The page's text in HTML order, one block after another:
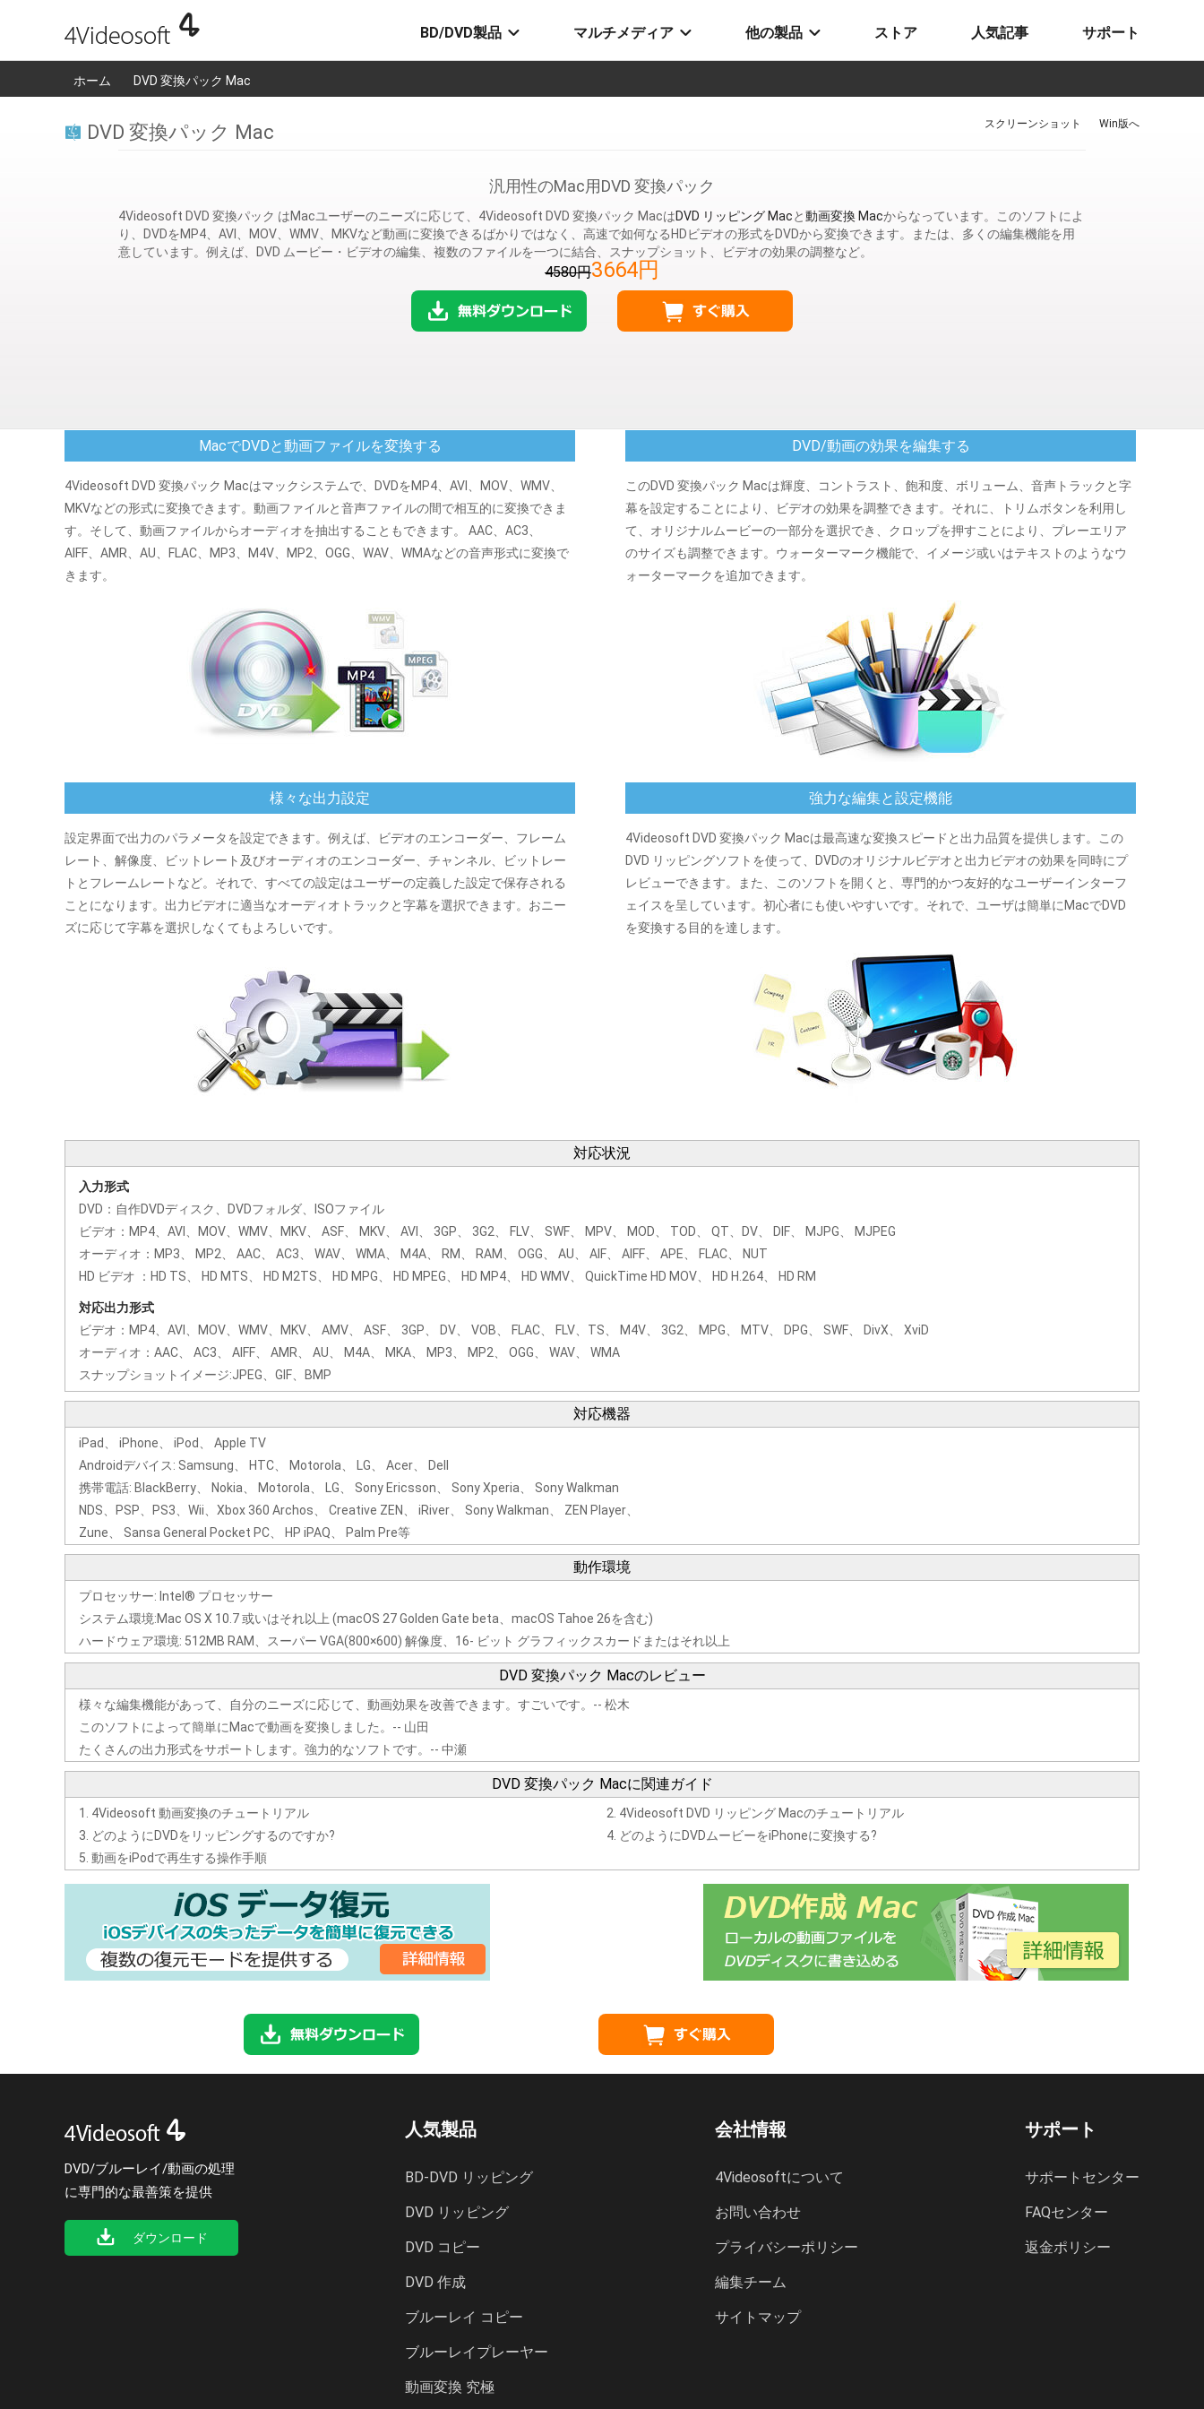
BD/DVD製品 マルチメディア 他の製品 ストア 人気記事 サポート
ホーム DVD 変換パック Mac
DVD 変換パック Mac Win版へ
スクリーンショット
汎用性のMac用DVD 変換パック
4Videosoft DVD 変換パック はMacユーザーのニーズに応じて、4Videosoft DVD 変換パック MacはDVD リッピング Macと動画変換 Macからなっています。このソフトによ
り、DVDをMP4、AVI、MOV、WMV、MKVなど動画に変換できるばかりではなく、高速で如何なるHDビデオの形式をDVDから変換できます。または、多くの編集機能を用
意しています。例えば、DVD ムービー・ビデオの編集、複数のファイルを一つに結合、スナップショット、ビデオの効果の調整など。
4580円3664円
MacでDVDと動画ファイルを変換する
4Videosoft DVD 変換パック Macはマックシステムで、DVDをMP4、AVI、MOV、WMV、
MKVなどの形式に変換できます。動画ファイルと音声ファイルの間で相互的に変換できま
す。そして、動画ファイルからオーディオを抽出することもできます。 AAC、AC3、
AIFF、AMR、AU、FLAC、MP3、M4V、MP2、OGG、WAV、WMAなどの音声形式に変換で
きます。
DVD/動画の効果を編集する
このDVD 変換パック Macは輝度、コントラスト、飽和度、ボリューム、音声トラックと字
幕を設定することにより、ビデオの効果を調整できます。それに、トリムボタンを利用し
て、オリジナルムービーの一部分を選択でき、クロップを押すことにより、プレーエリア
のサイズも調整できます。ウォーターマーク機能で、イメージ或いはテキストのようなウ
ォーターマークを追加できます。
様々な出力設定
設定界面で出力のパラメータを設定できます。例えば、ビデオのエンコーダー、フレーム
レート、解像度、ビットレート及びオーディオのエンコーダー、チャンネル、ビットレー
トとフレームレートなど。それで、すべての設定はユーザーの定義した設定で保存される
ことになります。出力ビデオに適当なオーディオトラックと字幕を選択できます。おニー
ズに応じて字幕を選択しなくてもよろしいです。
強力な編集と設定機能
4Videosoft DVD 変換パック Macは最高速な変換スピードと出力品質を提供します。この
DVD リッピングソフトを使って、DVDのオリジナルビデオと出力ビデオの効果を同時にプ
レビューできます。また、このソフトを開くと、専門的かつ友好的なユーザーインターフ
ェイスを呈しています。初心者にも使いやすいです。それで、ユーザは簡単にMacでDVD
を変換する目的を達します。
対応状況
入力形式
DVD：自作DVDディスク、DVDフォルダ、ISOファイル
ビデオ：MP4、AVI、MOV、WMV、MKV、 ASF、 MKV、 AVI、 3GP、 3G2、 FLV、 SWF、 MPV、 MOD、 TOD、 QT、DV、 DIF、 MJPG、 MJPEG
オーディオ：MP3、 MP2、 AAC、 AC3、 WAV、 WMA、 M4A、 RM、 RAM、 OGG、 AU、 AIF、 AIFF、 APE、 FLAC、 NUT
HD ビデオ ：HD TS、 HD MTS、 HD M2TS、 HD MPG、 HD MPEG、 HD MP4、 HD WMV、 QuickTime HD MOV、 HD H.264、 HD RM
対応出力形式
ビデオ：MP4、AVI、MOV、WMV、MKV、 AMV、 ASF、 3GP、 DV、 VOB、 FLAC、 FLV、TS、 M4V、 3G2、 MPG、 MTV、 DPG、 SWF、 DivX、 XviD
オーディオ：AAC、 AC3、 AIFF、 AMR、 AU、 M4A、 MKA、 MP3、 MP2、 OGG、 WAV、 WMA
スナップショットイメージ:JPEG、GIF、BMP
対応機器
iPad、 iPhone、 iPod、 Apple TV
Androidデバイス: Samsung、 HTC、 Motorola、 LG、 Acer、 Dell
携帯電話: BlackBerry、 Nokia、 Motorola、 LG、 Sony Ericsson、 Sony Xperia、 Sony Walkman
NDS、PSP、PS3、Wii、Xbox 360 Archos、 Creative ZEN、 iRiver、 Sony Walkman、 ZEN Player、
Zune、 Sansa General Pocket PC、 HP iPAQ、 Palm Pre等
動作環境
プロセッサー: Intel® プロセッサー
システム環境:Mac OS X 10.7 或いはそれ以上 (macOS 27 Golden Gate beta、macOS Tahoe 26を含む)
ハードウェア環境: 512MB RAM、スーパー VGA(800×600) 解像度、16- ビット グラフィックスカードまたはそれ以上
DVD 変換パック Macのレビュー
様々な編集機能があって、自分のニーズに応じて、動画効果を改善できます。すごいです。-- 松木
このソフトによって簡単にMacで動画を変換しました。-- 山田
たくさんの出力形式をサポートします。強力的なソフトです。-- 中瀬
DVD 変換パック Macに関連ガイド
4Videosoft 動画変換のチュートリアル
4Videosoft DVD リッピング Macのチュートリアル
どのようにDVDをリッピングするのですか?
どのようにDVDムービーをiPhoneに変換する?
動画をiPodで再生する操作手順
DVD/ブルーレイ/動画の処理
に専門的な最善策を提供
ダウンロード
人気製品
BD-DVD リッピング
DVD リッピング
DVD コピー
DVD 作成
ブルーレイ コピー
ブルーレイプレーヤー
動画変換 究極
会社情報
4Videosoftについて
お問い合わせ
プライバシーポリシー
編集チーム
サイトマップ
サポート
サポートセンター
FAQセンター
返金ポリシー